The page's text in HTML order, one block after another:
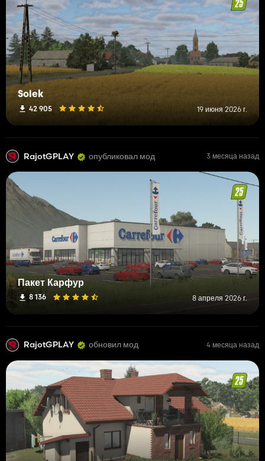
Solek
42 905 19 июня 2026 г.
RajotGPLAY опубликовал мод 3 месяца назад
Пакет Карфур
8 136 8 апреля 2026 г.
RajotGPLAY обновил мод 4 месяца назад